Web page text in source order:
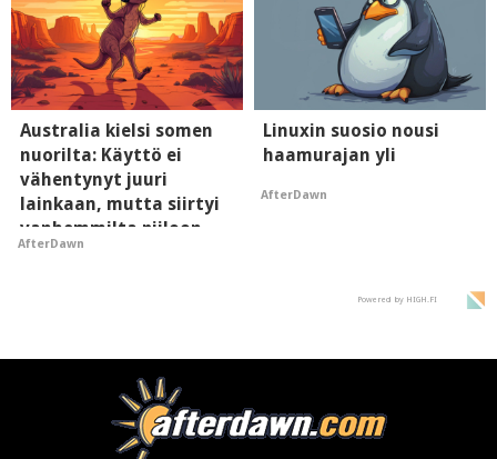
Australia kielsi somen
nuorilta: Käyttö ei
vähentynyt juuri
lainkaan, mutta siirtyi
vanhemmilta piiloon
AfterDawn
Linuxin suosio nousi
haamurajan yli
AfterDawn
Powered by HIGH.FI